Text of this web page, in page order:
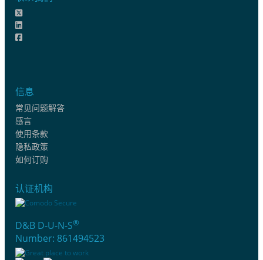
信息
常见问题解答
感言
使用条款
隐私政策
如何订购
认证机构
D&B D-U-N-S®
Number: 861494523